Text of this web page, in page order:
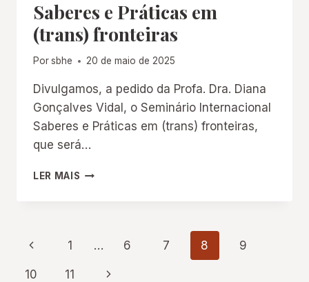
A
PRESERVAÇÃO
DO
PATRIMÔNIO
Saberes e Práticas em
(trans) fronteiras
Porsbhe 20 de maio de 2025
Divulgamos, a pedido da Profa. Dra. Diana
Gonçalves Vidal, o Seminário Internacional
Saberes e Práticas em (trans) fronteiras,
que será…
LER MAIS SEMINÁRIO
FRONTEIRAS
Navegação
Página
Anterior
1 … 6 7 8 9
10 11 Página